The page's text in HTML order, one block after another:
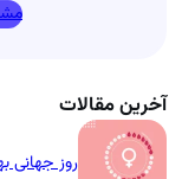
آخرین مقالات
روز جهانی